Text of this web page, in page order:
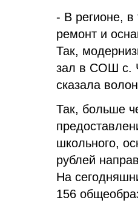
- В регионе, в
ремонт и
Так,
зал в СОШ с.
сказала
Так, больше
школьного,
рублей
На
156